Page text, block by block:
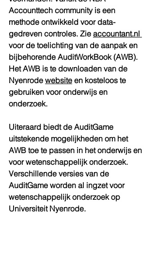
Accounttech community is een
methode ontwikkeld voor data-
gedreven controles. Zie accountant.nl
voor de toelichting van de aanpak en
bijbehorende AuditWorkBook (AWB).
Het AWB is te downloaden van de
Nyenrode website en kosteloos te
gebruiken voor onderwijs en
onderzoek.
Uiteraard biedt de AuditGame
uitstekende mogelijkheden om het
AWB toe te passen in het onderwijs en
voor wetenschappelijk onderzoek.
Verschillende versies van de
AuditGame worden al ingzet voor
wetenschappelijk onderzoek op
Universiteit Nyenrode.